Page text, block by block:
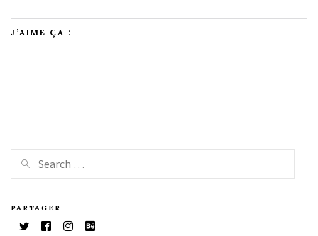
J’AIME ÇA :
PARTAGER